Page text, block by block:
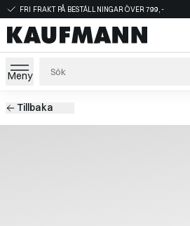
FRI FRAKT PÅ BESTÄLLNINGAR ÖVER 799,-
Meny
Tillbaka